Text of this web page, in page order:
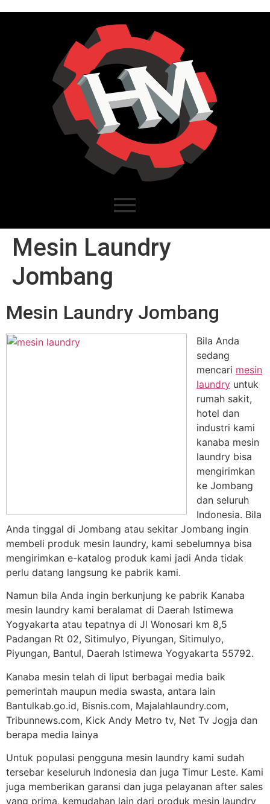
Mesin Laundry
Jombang
Mesin Laundry Jombang
Bila Anda
sedang
mencari mesin
laundry untuk
rumah sakit,
hotel dan
industri kami
kanaba mesin
laundry bisa
mengirimkan
ke Jombang
dan seluruh
Indonesia. Bila
Anda tinggal di Jombang atau sekitar Jombang ingin
membeli produk mesin laundry, kami sebelumnya bisa
mengirimkan e-katalog produk kami jadi Anda tidak
perlu datang langsung ke pabrik kami.
Namun bila Anda ingin berkunjung ke pabrik Kanaba
mesin laundry kami beralamat di Daerah Istimewa
Yogyakarta atau tepatnya di Jl Wonosari km 8,5
Padangan Rt 02, Sitimulyo, Piyungan, Sitimulyo,
Piyungan, Bantul, Daerah Istimewa Yogyakarta 55792.
Kanaba mesin telah di liput berbagai media baik
pemerintah maupun media swasta, antara lain
Bantulkab.go.id, Bisnis.com, Majalahlaundry.com,
Tribunnews.com, Kick Andy Metro tv, Net Tv Jogja dan
berapa media lainya
Untuk populasi pengguna mesin laundry kami sudah
tersebar keseluruh Indonesia dan juga Timur Leste. Kami
juga memberikan garansi dan juga pelayanan after sales
yang prima, kemudahan lain dari produk mesin laundry